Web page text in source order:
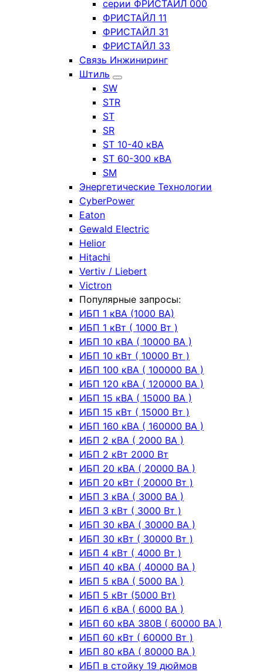
серии ФРИСТАЙЛ 000
ФРИСТАЙЛ 11
ФРИСТАЙЛ 31
ФРИСТАЙЛ 33
Связь Инжиниринг
Штиль
SW
STR
ST
SR
ST 10-40 кВА
ST 60-300 кВА
SM
Энергетические Технологии
CyberPower
Eaton
Gewald Electric
Helior
Hitachi
Vertiv / Liebert
Victron
Популярные запросы:
ИБП 1 кВА (1000 ВА)
ИБП 1 кВт ( 1000 Вт )
ИБП 10 кВА ( 10000 ВА )
ИБП 10 кВт ( 10000 Вт )
ИБП 100 кВА ( 100000 ВА )
ИБП 120 кВА ( 120000 ВА )
ИБП 15 кВА ( 15000 ВА )
ИБП 15 кВт ( 15000 Вт )
ИБП 160 кВА ( 160000 ВА )
ИБП 2 кВА ( 2000 ВА )
ИБП 2 кВт 2000 Вт
ИБП 20 кВА ( 20000 ВА )
ИБП 20 кВт ( 20000 Вт )
ИБП 3 кВА ( 3000 ВА )
ИБП 3 кВт ( 3000 Вт )
ИБП 30 кВА ( 30000 ВА )
ИБП 30 кВт ( 30000 Вт )
ИБП 4 кВт ( 4000 Вт )
ИБП 40 кВА ( 40000 ВА )
ИБП 5 кВА ( 5000 ВА )
ИБП 5 кВт (5000 Вт)
ИБП 6 кВА ( 6000 ВА )
ИБП 60 кВА 380В ( 60000 ВА )
ИБП 60 кВт ( 60000 Вт )
ИБП 80 кВА ( 80000 ВА )
ИБП в стойку 19 дюймов